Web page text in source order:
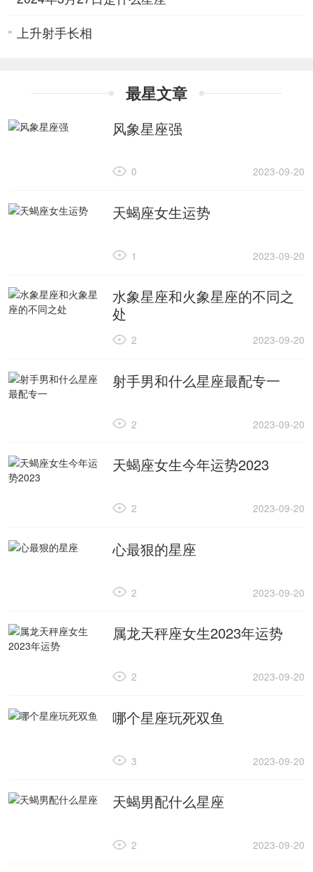
上升射手长相
最星文章
风象星座强
2023-09-20
0
天蝎座女生运势
2023-09-20
1
水象星座和火象星座的不同之
处
2023-09-20
2
射手男和什么星座最配专一
2023-09-20
2
天蝎座女生今年运势2023
2023-09-20
2
心最狠的星座
2023-09-20
2
属龙天秤座女生2023年运势
2023-09-20
2
哪个星座玩死双鱼
2023-09-20
3
天蝎男配什么星座
2023-09-20
2